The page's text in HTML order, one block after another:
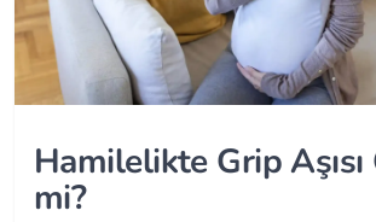
Hamilelikte Grip
mi?